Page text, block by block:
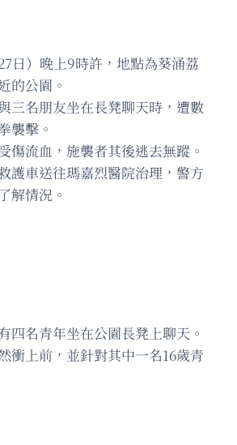
日）晚上9時許，地點為葵涌荔
的公園。
三名朋友坐在長凳聊天時，遭數
襲擊。
傷流血，施襲者其後逃去無蹤。
護車送往瑪嘉烈醫院治理，警方
解情況。
四名青年坐在公園長凳上聊天。
衝上前，並針對其中一名16歲青